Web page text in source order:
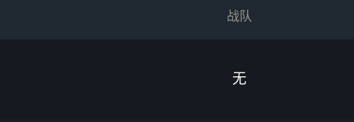
战队
无